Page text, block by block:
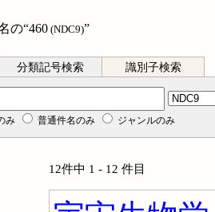
の“460 (NDC9)”
分類記号検索 識別子検索
み 普通件名のみ ジャンルのみ
12件中 1 - 12 件目